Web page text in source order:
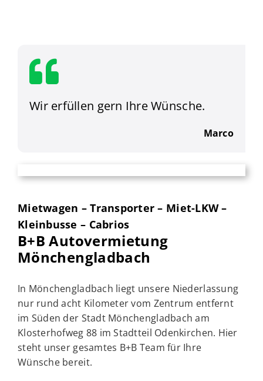
Mietwagen – Transporter – Miet-LKW –
Kleinbusse – Cabrios
B+B Autovermietung
Mönchengladbach
In Mönchengladbach liegt unsere Niederlassung
nur rund acht Kilometer vom Zentrum entfernt
im Süden der Stadt Mönchengladbach am
Klosterhofweg 88 im Stadtteil Odenkirchen. Hier
steht unser gesamtes B+B Team für Ihre
Wünsche bereit.
Wir erfüllen gern Ihre Wünsche.
Marco